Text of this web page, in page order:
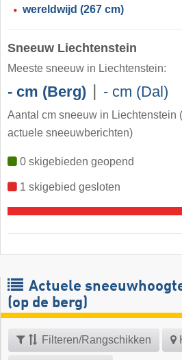
wereldwijd (267 cm)
Sneeuw Liechtenstein
Meeste sneeuw in Liechtenstein:
- cm (Berg) | - cm (Dal)
Aantal cm sneeuw in Liechtenstein
actuele sneeuwberichten)
0 skigebieden geopend
1 skigebied gesloten
Actuele
(op de berg)
Filteren/Rangschikken